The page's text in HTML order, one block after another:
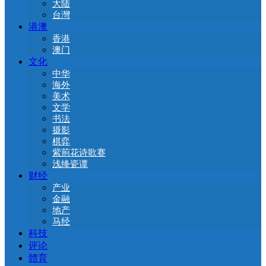
大陆
台灣
港澳
香港
澳门
文化
中华
海外
美术
文学
书法
摄影
棋弈
紫荊花诗歌赛
浅绛瓷谭
财经
产业
金融
地产
马经
科技
评论
體育